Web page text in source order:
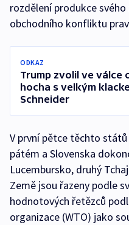
rozdělení produkce
obchodního konfliktu
ODKAZ
Trump zvolil ve válce
hocha s velkým
Schneider
V první pětce těchto
pátém a Slovenska
Lucembursko, druhý
Země jsou řazeny podle
hodnotových řetězců
organizace (WTO) jako